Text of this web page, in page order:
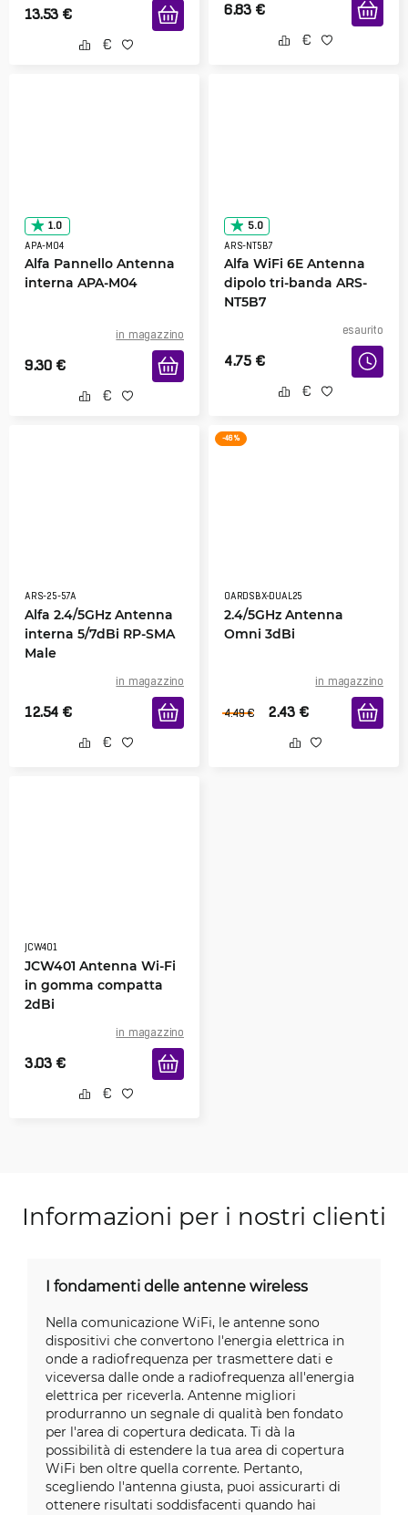
13.53 € 6.83 €
1.0
APA-M04
Alfa Pannello Antenna
interna APA-M04
in magazzino
9.30 €
5.0
ARS-NT5B7
Alfa WiFi 6E Antenna
dipolo tri-banda ARS-
NT5B7
esaurito
4.75 €
ARS-25-57A
Alfa 2.4/5GHz Antenna
interna 5/7dBi RP-SMA
Male
in magazzino
12.54 €
-46 %
OARDSBX-DUAL25
2.4/5GHz Antenna
Omni 3dBi
in magazzino
4.49 € 2.43 €
JCW401
JCW401 Antenna Wi-Fi
in gomma compatta
2dBi
in magazzino
3.03 €
Informazioni per i nostri clienti
I fondamenti delle antenne wireless
Nella comunicazione WiFi, le antenne sono
dispositivi che convertono l'energia elettrica in
onde a radiofrequenza per trasmettere dati e
viceversa dalle onde a radiofrequenza all'energia
elettrica per riceverla. Antenne migliori
produrranno un segnale di qualità ben fondato
per l'area di copertura dedicata. Ti dà la
possibilità di estendere la tua area di copertura
WiFi ben oltre quella corrente. Pertanto,
scegliendo l'antenna giusta, puoi assicurarti di
ottenere risultati soddisfacenti quando hai